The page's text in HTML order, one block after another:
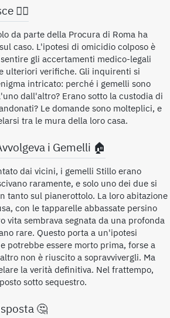
🕵️‍♂️
da parte della Procura di Roma ha
caso. L'ipotesi di omicidio colposo è
gli accertamenti medico-legali
ulteriori verifiche. Gli inquirenti si
intricato: perché i gemelli sono
dall'altro? Erano sotto la custodia di
Le domande sono molteplici, e
tra le mura della loro casa.
i Gemelli 🏠
dai vicini, i gemelli Stillo erano
raramente, e solo uno dei due si
tanto sul pianerottolo. La loro abitazione
con le tapparelle abbassate persino
vita sembrava segnata da una profonda
rare. Questo porta a un'ipotesi
potrebbe essere morto prima, forse a
non è riuscito a sopravvivergli. Ma
la verità definitiva. Nel frattempo,
sotto sequestro.
🤔